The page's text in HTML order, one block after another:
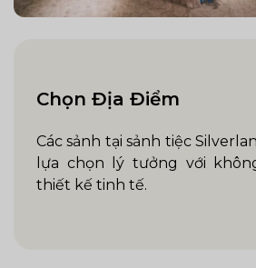
Chọn Địa Điểm
Các sảnh tại sảnh tiệc
lựa chọn lý tưởng với
thiết kế tinh tế.